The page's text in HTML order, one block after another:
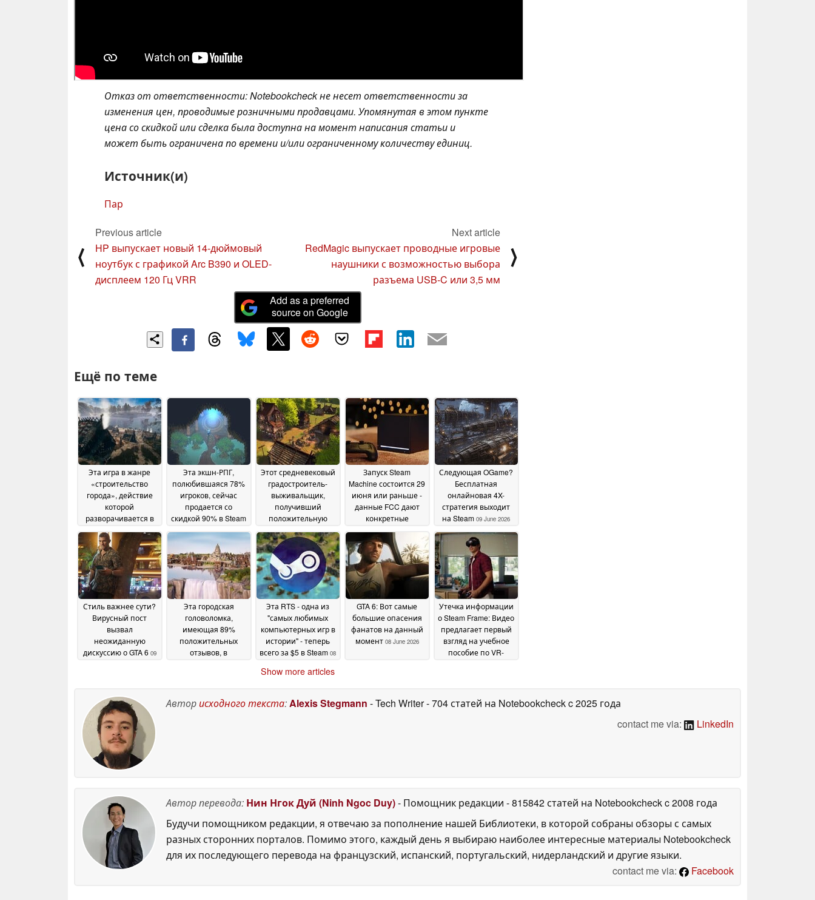
Отказ от ответственности: Notebookcheck не несет ответственности за
изменения цен, проводимые розничными продавцами. Упомянутая в этом пункте
цена со скидкой или сделка была доступна на момент написания статьи и
может быть ограничена по времени и/или ограниченному количеству единиц.
Источник(и)
Пар
⟨
Previous article
HP выпускает новый 14-дюймовый
ноутбук с графикой Arc B390 и OLED-
дисплеем 120 Гц VRR
Next article
RedMagic выпускает проводные игровые
наушники с возможностью выбора
разъема USB-C или 3,5 мм
⟩
Add as a preferred
source on Google
Ещё по теме
Эта игра в жанре
«строительство
города», действие
которой
разворачивается в
которую любят 69 %
игроков, продается в
Steam со скидкой 70
%13 June 2026
Эта экшн-РПГ,
полюбившаяся 78%
игроков, сейчас
продается со
скидкой 90% в Steam
11 June 2026
Этот средневековый
градостроитель-
выживальщик,
получивший
положительную
продается в Steam со
скидкой 80%10 June
2026
Запуск Steam
Machine состоится 29
июня или раньше -
данные FCC дают
конкретные
09 June 2026
Следующая OGame?
Бесплатная
онлайновая 4X-
стратегия выходит
на Steam 09 June 2026
Стиль важнее сути?
Вирусный пост
вызвал
неожиданную
дискуссию о GTA 6 09
Эта городская
головоломка,
имеющая 89%
положительных
отзывов, в
09 June 2026
Эта RTS - одна из
"самых любимых
компьютерных игр в
истории" - теперь
всего за $5 в Steam 08
GTA 6: Вот самые
большие опасения
фанатов на данный
момент 08 June 2026
Утечка информации
о Steam Frame: Видео
предлагает первый
взгляд на учебное
пособие по VR-
Show more articles
Авторисходного текста:Alexis Stegmann - Tech Writer- 704 статей на Notebookcheckc 2025 года
contact me via:
LinkedIn
Автор перевода: Нин Нгок Дуй (Ninh Ngoc Duy)- Помощник редакции - 815842 статей на Notebookcheckc 2008 года
Будучи помощником редакции, я отвечаю за пополнение нашей Библиотеки, в которой собраны обзоры с самых
разных сторонних порталов. Помимо этого, каждый день я выбираю наиболее интересные материалы Notebookcheck
для их последующего перевода на французский, испанский, португальский, нидерландский и другие языки.
contact me via:
Facebook